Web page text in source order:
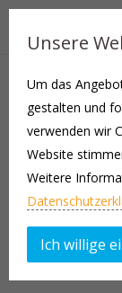
Unser hübscher
Zuhause,
eine Möglichkeit
Pan ist am
vertrauten
Pan ist
Unsere
Um das
gestalten und
verwenden wir
Website
Weitere
Ich willige